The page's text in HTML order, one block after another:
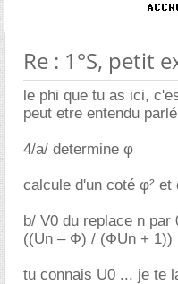
Re : 1°S, petit
le phi que tu as ici,
peut etre entendu parlé
4/a/ determine φ
calcule d'un coté φ²
b/ V0 du replace n
((Un – Ф) / (ФUn + 1))
tu connais U0 ... je te